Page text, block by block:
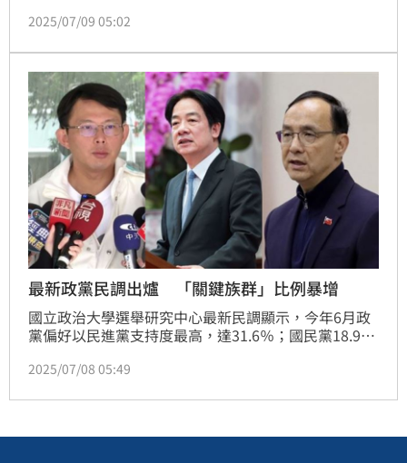
說，這可能會帶來幫助，「第3黨向來對我有利」。
2025/07/09 05:02
最新政黨民調出爐 「關鍵族群」比例暴增
國立政治大學選舉研究中心最新民調顯示，今年6月政
黨偏好以民進黨支持度最高，達31.6％；國民黨18.9％
黨支持度對比去年都有所下降，中立無反應的民眾比例
2025/07/08 05:49